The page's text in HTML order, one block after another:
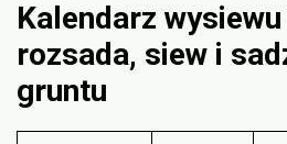
Kalendarz
rozsada, siew i
gruntu